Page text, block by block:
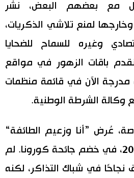
مع بعضهم البعض، نشر
لمنع تلاشي الذكريات،
وغيره للسماح للضحايا
نقدم باقات الزهور في مواقع
الآن في قائمة منظمات
وكالة الشرطة الوطنية.
عُرض ”أنا وزعيم الطائفة“
في 20 مارس/ آذار 2021، في خضم جائحة كورونا. لم
في شباك التذاكر، لكنه